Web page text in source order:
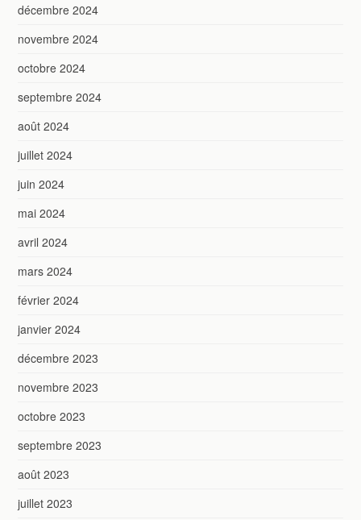
décembre 2024
novembre 2024
octobre 2024
septembre 2024
août 2024
juillet 2024
juin 2024
mai 2024
avril 2024
mars 2024
février 2024
janvier 2024
décembre 2023
novembre 2023
octobre 2023
septembre 2023
août 2023
juillet 2023